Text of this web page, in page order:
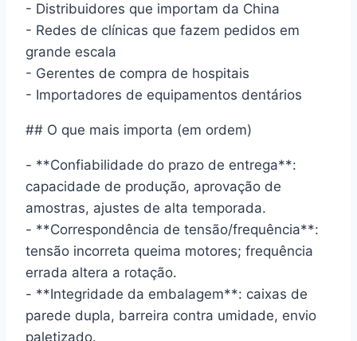
- Distribuidores que importam da China
- Redes de clínicas que fazem pedidos em
grande escala
- Gerentes de compra de hospitais
- Importadores de equipamentos dentários
## O que mais importa (em ordem)
- **Confiabilidade do prazo de entrega**:
capacidade de produção, aprovação de
amostras, ajustes de alta temporada.
- **Correspondência de tensão/frequência**:
tensão incorreta queima motores; frequência
errada altera a rotação.
- **Integridade da embalagem**: caixas de
parede dupla, barreira contra umidade, envio
paletizado.